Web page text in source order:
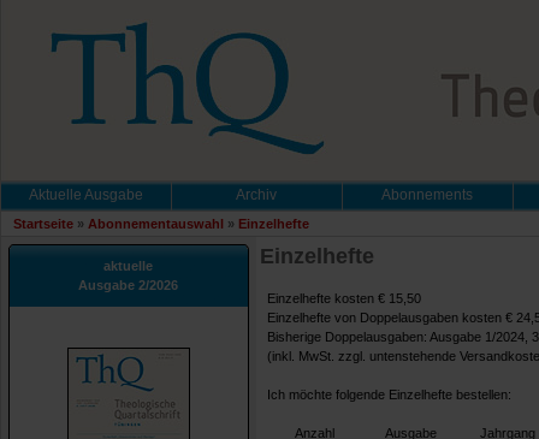
Aktuelle Ausgabe Archiv Abonnements
Startseite » Abonnementauswahl » Einzelhefte
aktuelle
Ausgabe 2/2026
Einzelhefte
Einzelhefte kosten € 15,50
Einzelhefte von Doppelausgaben kosten €
Bisherige Doppelausgaben: Ausgabe 1/2024,
(inkl. MwSt. zzgl. untenstehende
Ich möchte folgende Einzelhefte bestellen:
Anzahl Ausgabe Jahrgang